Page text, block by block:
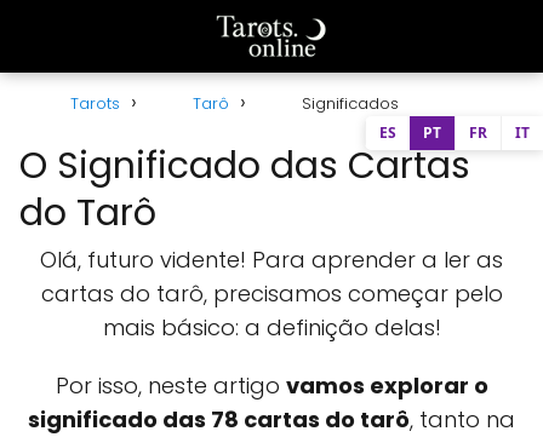
Tarots Tarô Significados
O Significado das Cartas
do Tarô
Olá, futuro vidente! Para aprender a ler as
cartas do tarô, precisamos começar pelo
mais básico: a definição delas!
Por isso, neste artigo vamos explorar o
significado das 78 cartas do tarô, tanto na
ES PT FR IT